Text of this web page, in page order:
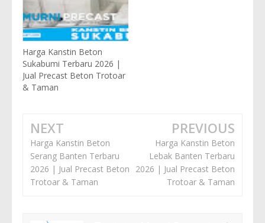
Harga Kanstin Beton
Sukabumi Terbaru 2026 |
Jual Precast Beton Trotoar
& Taman
NEXT
Harga Kanstin Beton
Serang Banten Terbaru
2026 | Jual Precast Beton
Trotoar & Taman
PREVIOUS
Harga Kanstin Beton
Lebak Banten Terbaru
2026 | Jual Precast Beton
Trotoar & Taman